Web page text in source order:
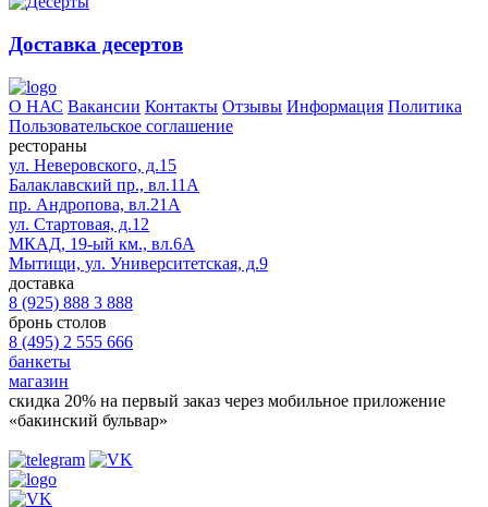
Доставка десертов
О НАС Вакансии Контакты Отзывы Информация Политика
Пользовательское соглашение
рестораны
ул. Неверовского, д.15
Балаклавский пр., вл.11А
пр. Андропова, вл.21А
ул. Стартовая, д.12
МКАД, 19-ый км., вл.6А
Мытищи, ул. Университетская, д.9
доставка
8 (925) 888 3 888
бронь столов
8 (495) 2 555 666
банкеты
магазин
скидка 20% на первый заказ через мобильное приложение
«бакинский бульвар»